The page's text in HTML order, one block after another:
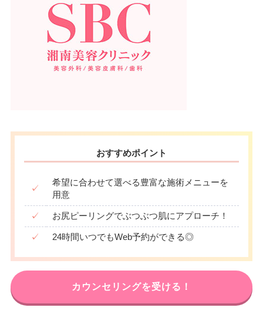
おすすめポイント
✓
希望に合わせて選べる豊富な施術メニューを
用意
✓ お尻ピーリングでぶつぶつ肌にアプローチ！
✓ 24時間いつでもWeb予約ができる◎
カウンセリングを受ける！